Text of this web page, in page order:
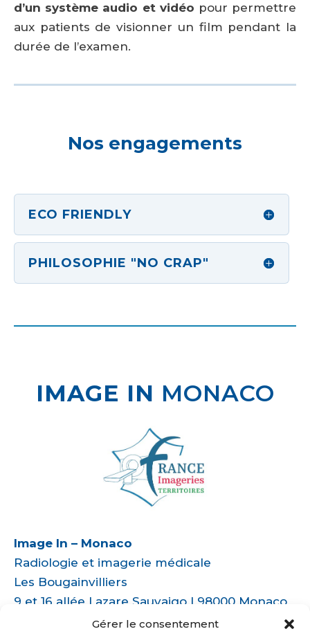
Gérer le consentement
d’un système audio et vidéo pour permettre
aux patients de visionner un film pendant la
durée de l’examen.
Nos engagements
ECO FRIENDLY
PHILOSOPHIE "NO CRAP"
IMAGE IN MONACO
Image In – Monaco
Radiologie et imagerie médicale
Les Bougainvilliers
9 et 16 allée Lazare Sauvaigo | 98000 Monaco
Tél. : 04 22 170 222 | +377 97 77 89 60